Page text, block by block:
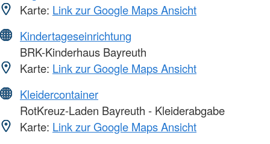
Karte: Link zur Google Maps Ansicht
Kindertageseinrichtung
BRK-Kinderhaus Bayreuth
Karte: Link zur Google Maps Ansicht
Kleidercontainer
RotKreuz-Laden Bayreuth - Kleiderabgabe
Karte: Link zur Google Maps Ansicht